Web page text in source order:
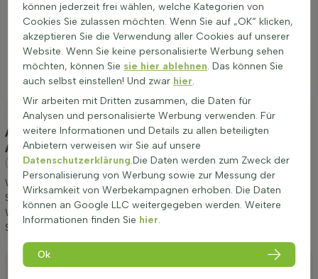
Anpflanzung und Pflege Stechpalme / Ilex
Aquifolium Alaska 150-175 cm - Ballen
(Stechpalme)
Wir möchten Ihnen einige Tipps zur Anpflanzung und Pflege von
Stechpalme / Ilex Aquifolium Alaska 150-175 cm - Ballen geben.
Wenn Sie diese Tipps befolgen, werden Sie lange Freude an
Stechpalme haben.
Anpflanzen
können jederzeit frei wählen, welche Kategorien von
Cookies Sie zulassen möchten. Wenn Sie auf „OK“ klicken,
akzeptieren Sie die Verwendung aller Cookies auf unserer
Website. Wenn Sie keine personalisierte Werbung sehen
möchten, können Sie sie hier ablehnen. Das können Sie
auch selbst einstellen! Und zwar hier.
Wir arbeiten mit Dritten zusammen, die Daten für
Analysen und personalisierte Werbung verwenden. Für
weitere Informationen und Details zu allen beteiligten
Anbietern verweisen wir Sie auf unsere
Datenschutzerklärung.Die Daten werden zum Zweck der
Personalisierung von Werbung sowie zur Messung der
Wirksamkeit von Werbekampagnen erhoben. Die Daten
können an Google LLC weitergegeben werden. Weitere
Informationen finden Sie hier.
Ok